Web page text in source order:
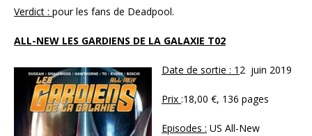
Verdict : pour les fans de Deadpool.
ALL-NEW LES GARDIENS DE LA GALAXIE T02
Date de sortie : 1 2 juin 2019
Prix :18,00 €, 136 pages
Episodes : US All-New